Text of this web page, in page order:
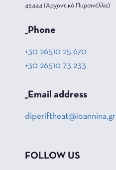
45444 (Αρχοντικό Πυρσινέλλα)
_Phone
+30 26510 25 670
+30 26510 73 233
_Email address
diperiftheat@ioannina.gr
FOLLOW US